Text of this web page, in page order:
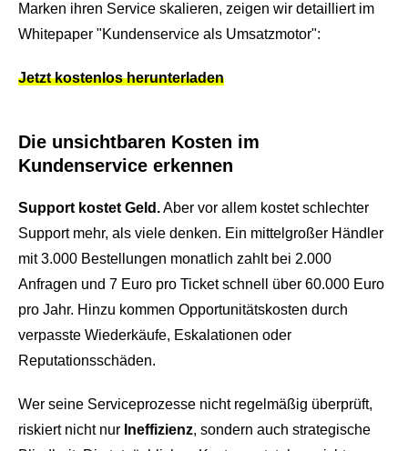
Marken ihren Service skalieren, zeigen wir detailliert im
Whitepaper "Kundenservice als Umsatzmotor":
Jetzt kostenlos herunterladen
Die unsichtbaren Kosten im
Kundenservice erkennen
Support kostet Geld.Aber vor allem kostet schlechter
Support mehr, als viele denken. Ein mittelgroßer Händler
mit 3.000 Bestellungen monatlich zahlt bei 2.000
Anfragen und 7 Euro pro Ticket schnell über 60.000 Euro
pro Jahr. Hinzu kommen Opportunitätskosten durch
verpasste Wiederkäufe, Eskalationen oder
Reputationsschäden.
Wer seine Serviceprozesse nicht regelmäßig überprüft,
riskiert nicht nur Ineffizienz, sondern auch strategische